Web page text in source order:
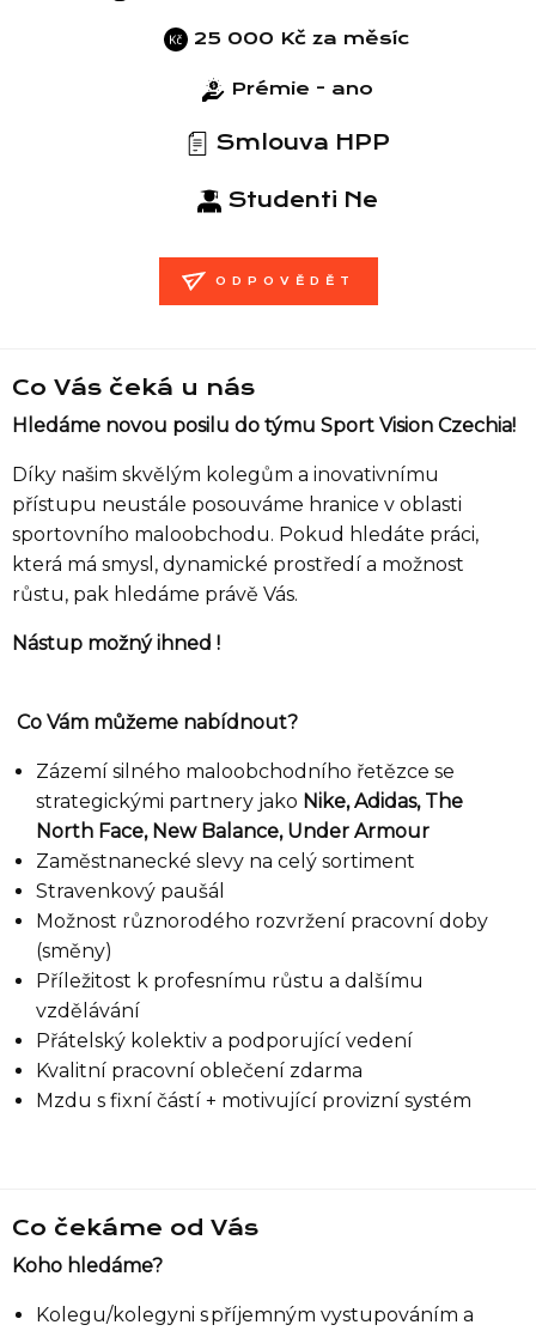
25 000 Kč za měsíc
Prémie - ano
Smlouva HPP
Studenti Ne
ODPOVĚDĚT
Co Vás čeká u nás
Hledáme novou posilu do týmu Sport Vision Czechia!
Díky našim skvělým kolegům a inovativnímu
přístupu neustále posouváme hranice v oblasti
sportovního maloobchodu. Pokud hledáte práci,
která má smysl, dynamické prostředí a možnost
růstu, pak hledáme právě Vás.
Nástup možný ihned !
Co Vám můžeme nabídnout?
Zázemí silného maloobchodního řetězce se
strategickými partnery jako Nike, Adidas, The
North Face, New Balance, Under Armour
Zaměstnanecké slevy na celý sortiment
Stravenkový paušál
Možnost různorodého rozvržení pracovní doby
(směny)
Příležitost k profesnímu růstu a dalšímu
vzdělávání
Přátelský kolektiv a podporující vedení
Kvalitní pracovní oblečení zdarma
Mzdu s fixní částí + motivující provizní systém
Co čekáme od Vás
Koho hledáme?
Kolegu/kolegyni s příjemným vystupováním a